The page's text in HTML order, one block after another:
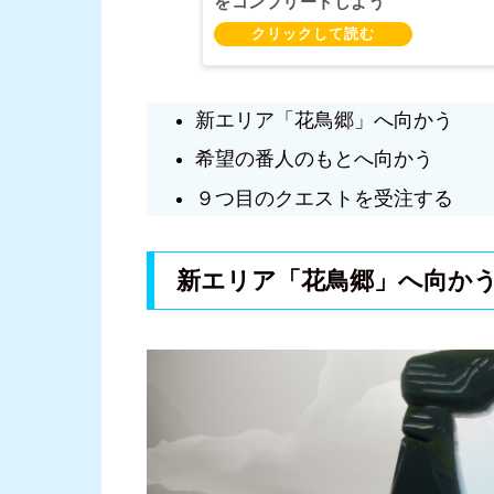
新エリア「花鳥郷」へ向かう
希望の番人のもとへ向かう
９つ目のクエストを受注する
新エリア「花鳥郷」へ向か